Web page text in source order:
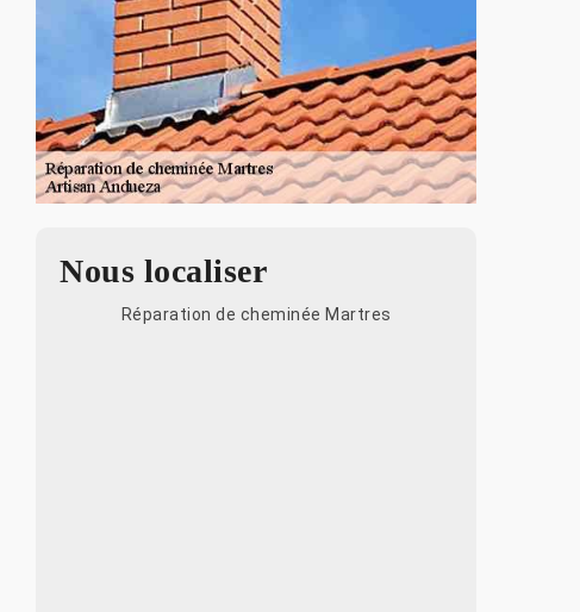
Nous localiser
Réparation de cheminée Martres